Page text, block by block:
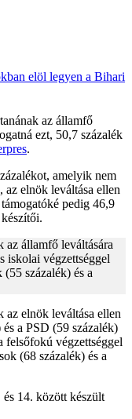
elöl legyen a Bihari
az államfő
ezt, 50,7 százalék
.
amelyik nem
az elnök leváltása ellen
pedig 46,9
az államfő leváltására
iskolai végzettséggel
százalék) és a
az elnök leváltása ellen
a PSD (59 százalék)
felsőfokú végzettséggel
(68 százalék) és a
14. között készült